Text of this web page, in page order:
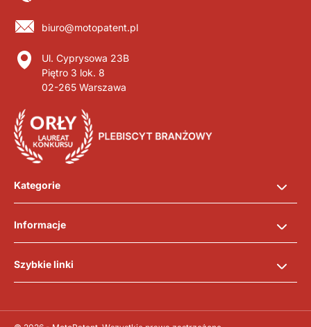
biuro@motopatent.pl
Ul. Cyprysowa 23B
Piętro 3 lok. 8
02-265 Warszawa
Kategorie
Informacje
Szybkie linki